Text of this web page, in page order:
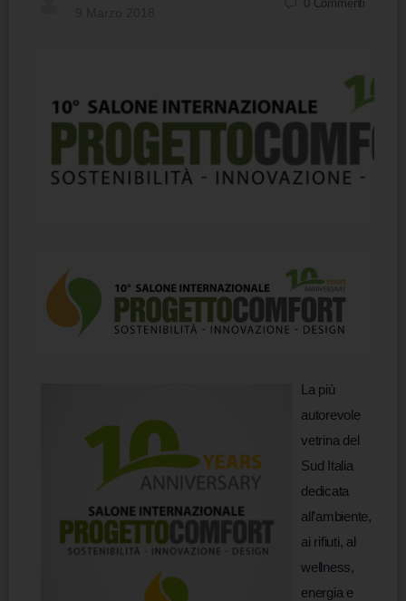
0 Commenti
La più
autorevole
vetrina del
Sud Italia
dedicata
all’ambiente,
ai rifiuti, al
wellness,
energia e